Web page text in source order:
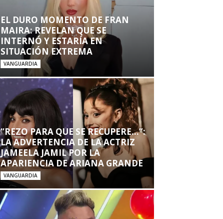
EL DURO MOMENTO DE FRAN
MAIRA: REVELAN QUE SE
INTERNÓ Y ESTARÍA EN
SITUACIÓN EXTREMA
VANGUARDIA
“REZO PARA QUE SE RECUPERE…”:
LA ADVERTENCIA DE LA ACTRIZ
JAMEELA JAMIL POR LA
APARIENCIA DE ARIANA GRANDE
VANGUARDIA